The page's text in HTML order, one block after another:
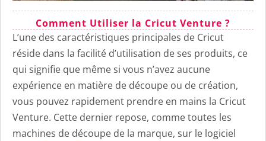
Comment Utiliser la Cricut Venture ?
L’une des caractéristiques principales de Cricut
réside dans la facilité d’utilisation de ses produits, ce
qui signifie que même si vous n’avez aucune
expérience en matière de découpe ou de création,
vous pouvez rapidement prendre en mains la Cricut
Venture. Cette dernier repose, comme toutes les
machines de découpe de la marque, sur le logiciel